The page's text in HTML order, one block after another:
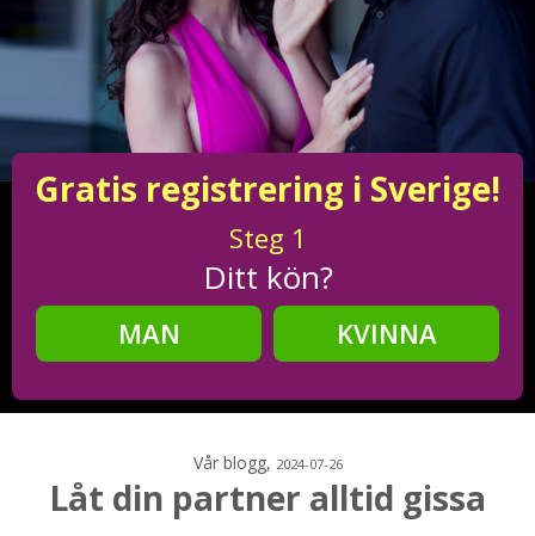
Gratis registrering i Sverige!
Steg 1
Ditt kön?
MAN
KVINNA
Steg2
Vår blogg, 2024-07-26
Låt din partner alltid gissa